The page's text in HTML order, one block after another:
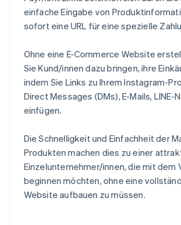
einfache Eingabe von
sofort eine URL für eine spezielle
Ohne eine E-Commerce Website
Sie Kund/innen dazu bringen, ihre
indem Sie Links zu Ihrem Instagram-
Direct Messages (DMs), E-Mails, LINE-
einfügen.
Die Schnelligkeit und Einfachheit der
Produkten machen dies zu einer
Einzelunternehmer/innen, die mit dem
beginnen möchten, ohne eine
Website aufbauen zu müssen.